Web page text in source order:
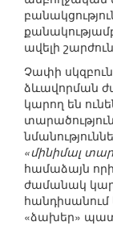
ավելի
Չափի
ձևավորման
կարող են
«մինիմալ
համաձայն
ժամանակ
հանդիսանում
«ձախեր»